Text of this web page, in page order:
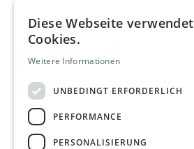
Diese Webseite verwendet
Cookies.
Weitere Informationen
UNBEDINGT ERFORDERLICH
PERFORMANCE
PERSONALISIERUNG